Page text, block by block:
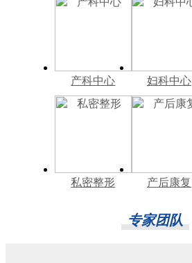
产科中心 妇科中心
私密整形 产后康复
专家团队